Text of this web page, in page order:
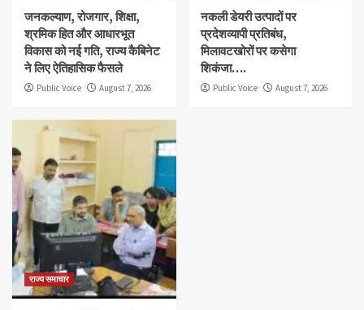
जनकल्याण, रोजगार, शिक्षा,
श्रमिक हित और आधारभूत
विकास को नई गति, राज्य कैबिनेट
ने लिए ऐतिहासिक फैसले
Public Voice August 7, 2026
नकली डेयरी उत्पादों पर
प्रदेशव्यापी प्रतिबंध,
मिलावटखोरों पर कसेगा
शिकंजा….
Public Voice August 7, 2026
राज्य समाचार